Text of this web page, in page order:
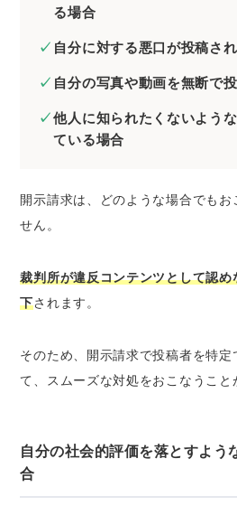
る場合
自分に対する悪口が投稿さ
自分の写真や動画を無断で
他人に知られたくないよう
ている場合
開示請求は、どのような場合でもお
せん。
裁判所が違反コンテンツとして認
下されます。
そのため、開示請求で投稿者を特定
て、 スムーズな対処をおこなうこと
自分の社会的評価を落とすよう
合